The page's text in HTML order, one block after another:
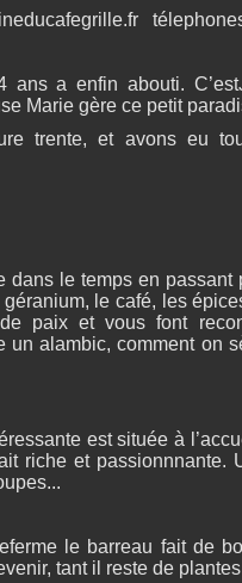
a enfin abouti.
Marie gère ce petit
trente, et avons eu
dans le temps en
géranium, le café, les
paix et vous font
un alambic, comment on
est située à
riche et passionnnante.
le barreau fait de
tant il reste de